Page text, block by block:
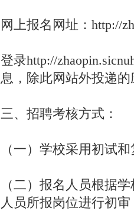
网上报名网址：http://
登录http://
息，除此网站外投递
三、招聘考核方式：
（一）学校采用初试
（二）报名人员根据
人员所报岗位进行初